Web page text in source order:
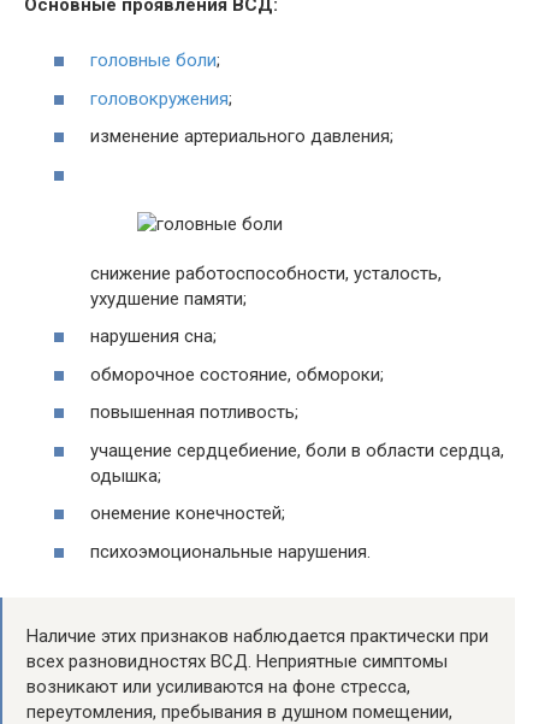
головные боли;
головокружения;
изменение артериального давления;
снижение работоспособности, усталость,
ухудшение памяти;
нарушения сна;
обморочное состояние, обмороки;
повышенная потливость;
учащение сердцебиение, боли в области сердца,
одышка;
онемение конечностей;
психоэмоциональные нарушения.
Наличие этих признаков наблюдается практически при
всех разновидностях ВСД. Неприятные симптомы
возникают или усиливаются на фоне стресса,
переутомления, пребывания в душном помещении,